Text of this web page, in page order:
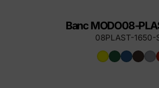
Banc MODO08-
08PLAST-1650-